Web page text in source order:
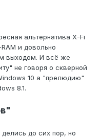
альтернатива X-Fi
и довольно
выходом. И всё же
не говоря о скверной
10 а "прелюдию"
8.1.
до сих пор, но